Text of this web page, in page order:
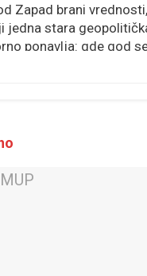
Zapad brani
jedna stara
ponavlja: gde god